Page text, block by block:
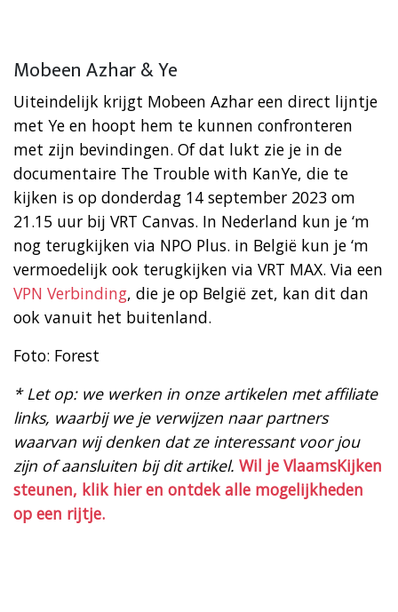
Mobeen Azhar & Ye
Uiteindelijk krijgt Mobeen Azhar een direct lijntje
met Ye en hoopt hem te kunnen confronteren
met zijn bevindingen. Of dat lukt zie je in de
documentaire The Trouble with KanYe, die te
kijken is op donderdag 14 september 2023 om
21.15 uur bij VRT Canvas. In Nederland kun je ‘m
nog terugkijken via NPO Plus. in België kun je ‘m
vermoedelijk ook terugkijken via VRT MAX. Via een
VPN Verbinding, die je op België zet, kan dit dan
ook vanuit het buitenland.
Foto: Forest
* Let op: we werken in onze artikelen met affiliate
links, waarbij we je verwijzen naar partners
waarvan wij denken dat ze interessant voor jou
zijn of aansluiten bij dit artikel. Wil je VlaamsKijken
steunen, klik hier en ontdek alle mogelijkheden
op een rijtje.